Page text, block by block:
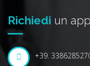
Richiedi un
+39.